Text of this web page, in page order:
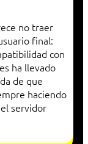
no traer
final:
con
ha llevado
de que
haciendo
servidor